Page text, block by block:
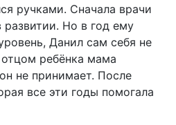
ручками. Сначала врачи
развитии. Но в год ему
Данил сам себя не
ребёнка мама
не принимает. После
все эти годы помогала